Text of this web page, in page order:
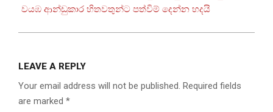
වයඹ ආන්ඩුකාර හිතවතුන්ට පත්විම් දෙන්න හදයි
LEAVE A REPLY
Your email address will not be published. Required fields
are marked *